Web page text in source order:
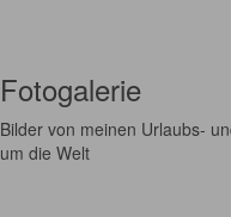
Fotogalerie
Bilder von meinen Urlaubs-
um die Welt